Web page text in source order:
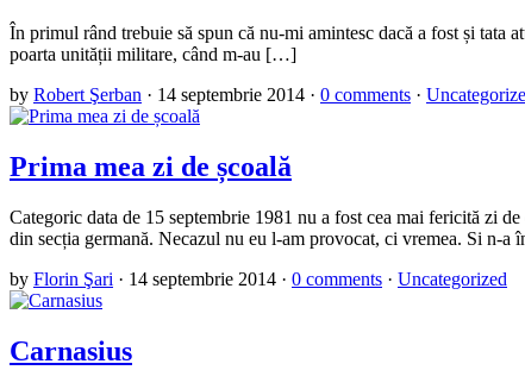
În primul rând trebuie să spun că nu-mi amintesc dacă a fost și tata
poarta unității militare, când m-au […]
by Robert Şerban · 14 septembrie 2014 · 0 comments ·
Prima mea zi de școală
Categoric data de 15 septembrie 1981 nu a fost cea mai fericită zi
din secția germană. Necazul nu eu l-am provocat, ci vremea. Si n-
by Florin Şari · 14 septembrie 2014 · 0 comments · Uncategorized
Carnasius